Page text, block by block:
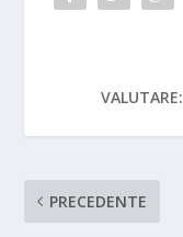
VALUTARE:
PRECEDENTE